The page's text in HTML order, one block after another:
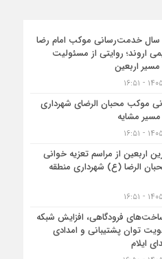
سال خدمت‌رسانی موکب امام رضا
اروند؛ روایتی از مسئولیت
اربعین
موکب محبان الرضای شهرداری
اربعین از مراسم تعزیه خوانی
الرضا (ع) شهرداری منطقه
فرودگاهی، افزایش شبکه
توان پشتیبانی و امدادی
ایلام